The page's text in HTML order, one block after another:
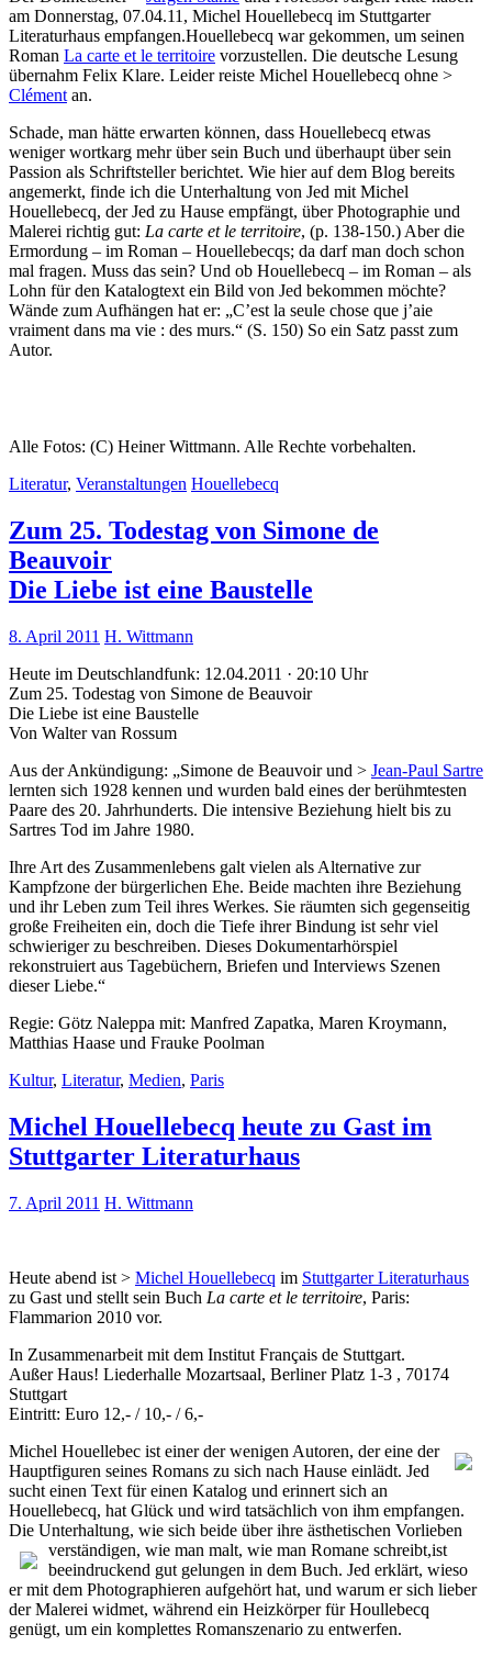
am Donnerstag, 07.04.11, Michel Houellebecq im Stuttgarter
Literaturhaus empfangen.Houellebecq war gekommen, um seinen
Roman La carte et le territoire vorzustellen. Die deutsche Lesung
übernahm Felix Klare. Leider reiste Michel Houellebecq ohne >
Clément an.
Schade, man hätte erwarten können, dass Houellebecq etwas
weniger wortkarg mehr über sein Buch und überhaupt über sein
Passion als Schriftsteller berichtet. Wie hier auf dem Blog bereits
angemerkt, finde ich die Unterhaltung von Jed mit Michel
Houellebecq, der Jed zu Hause empfängt, über Photographie und
Malerei richtig gut: La carte et le territoire, (p. 138-150.) Aber die
Ermordung – im Roman – Houellebecqs; da darf man doch schon
mal fragen. Muss das sein? Und ob Houellebecq – im Roman – als
Lohn für den Katalogtext ein Bild von Jed bekommen möchte?
Wände zum Aufhängen hat er: „C’est la seule chose que j’aie
vraiment dans ma vie : des murs.“ (S. 150) So ein Satz passt zum
Autor.
Alle Fotos: (C) Heiner Wittmann. Alle Rechte vorbehalten.
Literatur, Veranstaltungen Houellebecq
Zum 25. Todestag von Simone de
Beauvoir
Die Liebe ist eine Baustelle
8. April 2011 H. Wittmann
Heute im Deutschlandfunk: 12.04.2011 · 20:10 Uhr
Zum 25. Todestag von Simone de Beauvoir
Die Liebe ist eine Baustelle
Von Walter van Rossum
Aus der Ankündigung: „Simone de Beauvoir und > Jean-Paul Sartre
lernten sich 1928 kennen und wurden bald eines der berühmtesten
Paare des 20. Jahrhunderts. Die intensive Beziehung hielt bis zu
Sartres Tod im Jahre 1980.
Ihre Art des Zusammenlebens galt vielen als Alternative zur
Kampfzone der bürgerlichen Ehe. Beide machten ihre Beziehung
und ihr Leben zum Teil ihres Werkes. Sie räumten sich gegenseitig
große Freiheiten ein, doch die Tiefe ihrer Bindung ist sehr viel
schwieriger zu beschreiben. Dieses Dokumentarhörspiel
rekonstruiert aus Tagebüchern, Briefen und Interviews Szenen
dieser Liebe.“
Regie: Götz Naleppa mit: Manfred Zapatka, Maren Kroymann,
Matthias Haase und Frauke Poolman
Kultur, Literatur, Medien, Paris
Michel Houellebecq heute zu Gast im
Stuttgarter Literaturhaus
7. April 2011 H. Wittmann
Heute abend ist > Michel Houellebecq im Stuttgarter Literaturhaus
zu Gast und stellt sein Buch La carte et le territoire, Paris:
Flammarion 2010 vor.
In Zusammenarbeit mit dem Institut Français de Stuttgart.
Außer Haus! Liederhalle Mozartsaal, Berliner Platz 1-3 , 70174
Stuttgart
Eintritt: Euro 12,- / 10,- / 6,-
Michel Houellebec ist einer der wenigen Autoren, der eine der
Hauptfiguren seines Romans zu sich nach Hause einlädt. Jed
sucht einen Text für einen Katalog und erinnert sich an
Houellebecq, hat Glück und wird tatsächlich von ihm empfangen.
Die Unterhaltung, wie sich beide über ihre ästhetischen Vorlieben
verständigen, wie man malt, wie man Romane schreibt,ist
beeindruckend gut gelungen in dem Buch. Jed erklärt, wieso
er mit dem Photographieren aufgehört hat, und warum er sich lieber
der Malerei widmet, während ein Heizkörper für Houllebecq
genügt, um ein komplettes Romanszenario zu entwerfen.